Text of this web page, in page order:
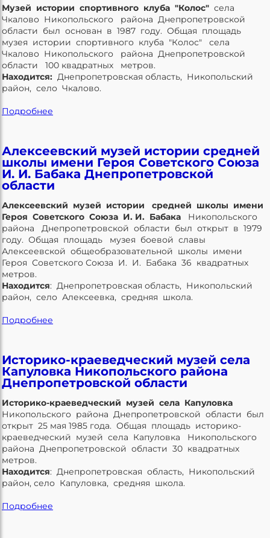
Музей истории спортивного клуба "Колос" села
Чкалово Никопольского района Днепропетровской
области был основан в 1987 году. Общая площадь
музея истории спортивного клуба "Колос" села
Чкалово Никопольского района Днепропетровской
области 100 квадратных метров.
Находится: Днепропетровская область, Никопольский
район, село Чкалово.
Подробнее
Алексеевский музей истории средней
школы имени Героя Советского Союза
И. И. Бабака Днепропетровской
области
Алексеевский музей истории средней школы имени
Героя Советского Союза И. И. Бабака Никопольского
района Днепропетровской области был открыт в 1979
году. Общая площадь музея боевой славы
Алексеевской общеобразовательной школы имени
Героя Советского Союза И. И. Бабака 36 квадратных
метров.
Находится: Днепропетровская область, Никопольский
район, село Алексеевка, средняя школа.
Подробнее
Историко-краеведческий музей села
Капуловка Никопольского района
Днепропетровской области
Историко-краеведческий музей села Капуловка
Никопольского района Днепропетровской области был
открыт 25 мая 1985 года. Общая площадь историко-
краеведческий музей села Капуловка Никопольского
района Днепропетровской области 30 квадратных
метров.
Находится: Днепропетровская область, Никопольский
район, село Капуловка, средняя школа.
Подробнее